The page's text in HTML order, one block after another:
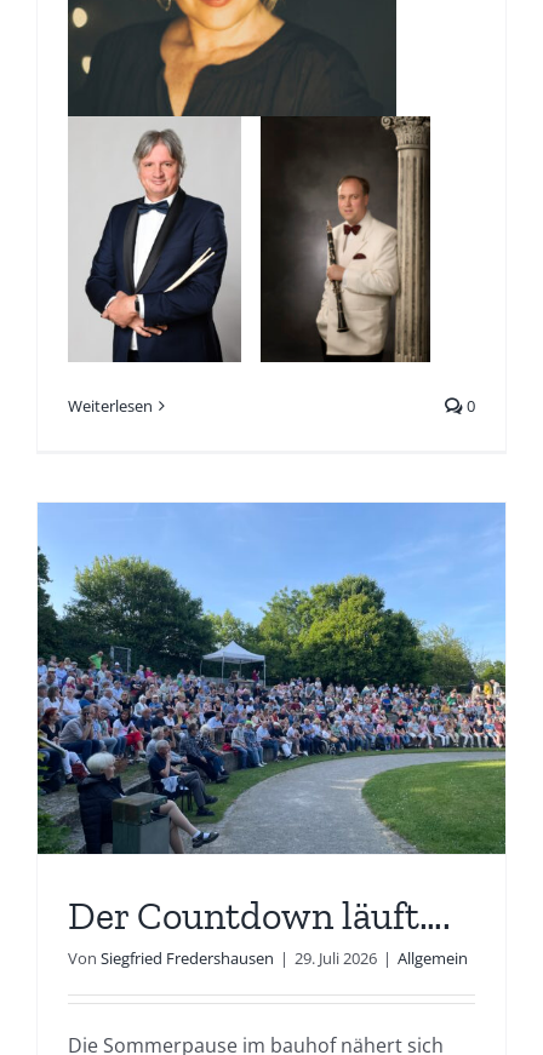
Weiterlesen 0
Der Countdown läuft….
Von Siegfried Fredershausen | 29. Juli 2026 | Allgemein
Die Sommerpause im bauhof nähert sich